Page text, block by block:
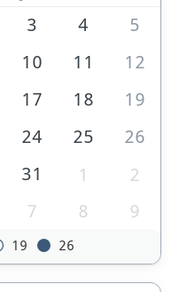
3 4
5
10 11
12
17 18
19
24 25
26
31 1
2
7 8 9
19 26